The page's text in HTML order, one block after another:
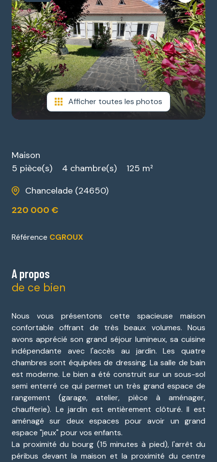
GARAGES
/
PARKINGS
DIVERS
ESTIMATION
NOTRE
AGENCE
Afficher toutes les photos
Maison
5 pièce(s)
4 chambre(s)
125 m²
Chancelade (24650)
220 000 €
Référence CGROUX
A propos
de ce bien
Nous vous présentons cette spacieuse maison
confortable offrant de très beaux volumes. Nous
avons apprécié son grand séjour lumineux, sa cuisine
indépendante avec l'accès au jardin. Les quatre
chambres sont équipées de dressing. La salle de bain
est moderne. Le bien a été construit sur un sous-sol
semi enterré ce qui permet un très grand espace de
rangement (garage, atelier, pièce à aménager,
chaufferie). Le jardin est entièrement clôturé. Il est
aménagé sur deux espaces pour avoir un grand
espace "jeux" pour vos enfants.
La proximité du bourg (15 minutes à pied), l'arrêt du
péribus devant la maison et la proximité du centre